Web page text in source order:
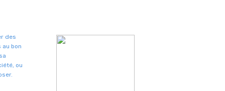
des
bon
ou